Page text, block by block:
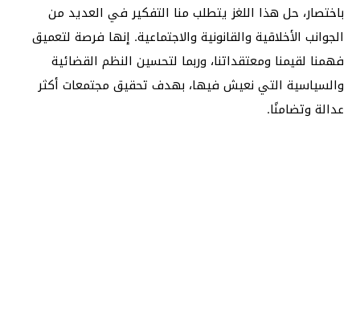
باختصار، حل هذا اللغز يتطلب منا التفكير في العديد من
الجوانب الأخلاقية والقانونية والاجتماعية. إنها فرصة لتعميق
فهمنا لقيمنا ومعتقداتنا، وربما لتحسين النظم القضائية
والسياسية التي نعيش فيها، بهدف تحقيق مجتمعات أكثر
عدالة وتضامنًا.